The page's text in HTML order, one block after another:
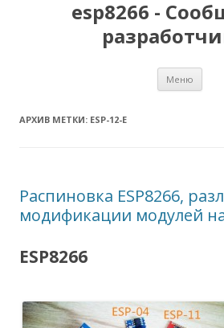
esp8266 -
Меню
АРХИВ МЕТКИ: ESP-12-E
Распиновка ESP8266,
модификации модулей на
ESP8266